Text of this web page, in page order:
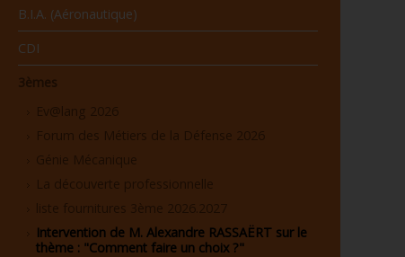
B.I.A. (Aéronautique)
CDI
3èmes
Ev@lang 2026
Forum des Métiers de la Défense 2026
Génie Mécanique
La découverte professionnelle
liste fournitures 3ème 2026.2027
Intervention de M. Alexandre RASSAËRT sur le
thème : "Comment faire un choix ?"